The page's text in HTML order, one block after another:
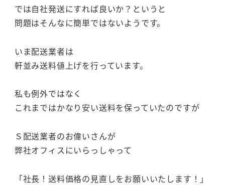
では自社発送にすれば良いか？というと
問題はそんなに簡単ではないようです。
いま配送業者は
軒並み送料値上げを行っています。
私も例外ではなく
これまではかなり安い送料を保っていたのですが
Ｓ配送業者のお偉いさんが
弊社オフィスにいらっしゃって
「社長！送料価格の見直しをお願いいたします！」